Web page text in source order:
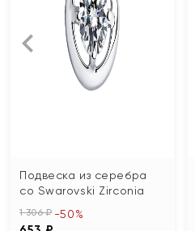
Подвеска из серебра
со Swarovski Zirconia
1 306 ₽ -50%